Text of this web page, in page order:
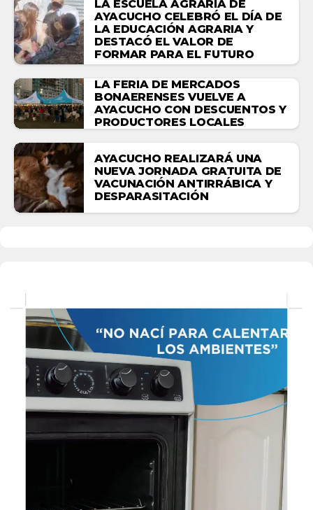
LA ESCUELA AGRARIA DE
AYACUCHO CELEBRÓ EL DÍA DE
LA EDUCACIÓN AGRARIA Y
DESTACÓ EL VALOR DE
FORMAR PARA EL FUTURO
LA FERIA DE MERCADOS
BONAERENSES VUELVE A
AYACUCHO CON DESCUENTOS Y
PRODUCTORES LOCALES
AYACUCHO REALIZARÁ UNA
NUEVA JORNADA GRATUITA DE
VACUNACIÓN ANTIRRÁBICA Y
DESPARASITACIÓN